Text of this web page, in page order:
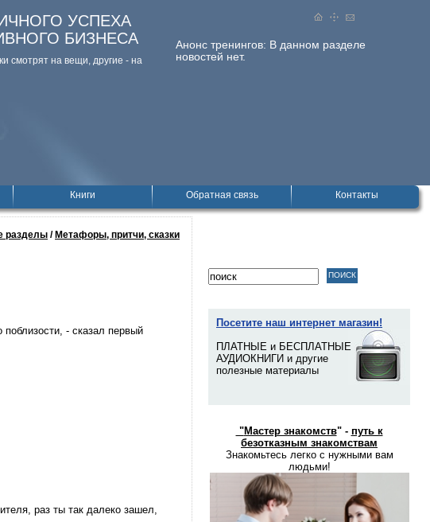
Анонс тренингов: В данном разделе
новостей нет.
УСПЕХА
БИЗНЕСА
смотpят на вещи, дpугие - на
Книги Обратная связь Контакты
разделы / Метафоры, притчи, сказки
- сказал первый
pаз ты так далеко зашел,
Посетите наш интернет магазин!
ПЛАТНЫЕ и БЕСПЛАТНЫЕ
АУДИОКНИГИ и другие
полезные материалы
"Мастер знакомств" - путь к
безотказным знакомствам
Знакомьтесь легко с нужными вам
людьми!